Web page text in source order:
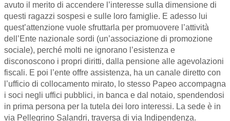
avuto il merito di accendere l’interesse sulla dimensione di
questi ragazzi sospesi e sulle loro famiglie. E adesso lui
quest’attenzione vuole sfruttarla per promuovere l’attività
dell’Ente nazionale sordi (un’associazione di promozione
sociale), perché molti ne ignorano l’esistenza e
disconoscono i propri diritti, dalla pensione alle agevolazioni
fiscali. E poi l’ente offre assistenza, ha un canale diretto con
l’ufficio di collocamento mirato, lo stesso Papeo accompagna
i soci negli uffici pubblici, in banca e dal notaio, spendendosi
in prima persona per la tutela dei loro interessi. La sede è in
via Pellegrino Salandri, traversa di via Indipendenza.